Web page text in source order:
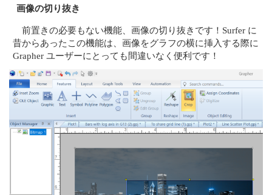
画像の切り抜き
前置きの必要もない機能、画像の切り抜きです！Surfer に
昔からあったこの機能は、画像をグラフの横に挿入する際に
Grapher ユーザーにとっても間違いなく便利です！